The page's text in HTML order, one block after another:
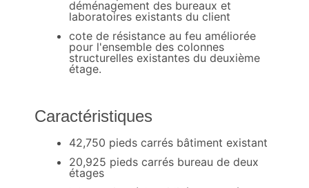
déménagement des bureaux et
laboratoires existants du client
cote de résistance au feu améliorée
pour l'ensemble des colonnes
structurelles existantes du deuxième
étage.
Caractéristiques
42,750 pieds carrés bâtiment existant
20,925 pieds carrés bureau de deux
étages